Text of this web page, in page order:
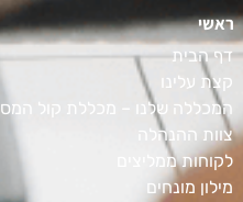
ראשי
דף הבית
קצת עלינו
המכללה שלנו – מכללת קול המס
צוות ההנהלה
לקוחות ממליצים
מילון מונחים